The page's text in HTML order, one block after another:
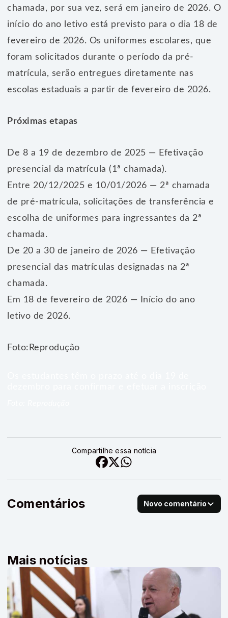
chamada, por sua vez, será em janeiro de 2026. O
início do ano letivo está previsto para o dia 18 de
fevereiro de 2026. Os uniformes escolares, que
foram solicitados durante o período da pré-
matrícula, serão entregues diretamente nas
escolas estaduais a partir de fevereiro de 2026.
Próximas etapas
De 8 a 19 de dezembro de 2025 — Efetivação
presencial da matrícula (1ª chamada).
Entre 20/12/2025 e 10/01/2026 — 2ª chamada
de pré-matrícula, solicitações de transferência e
escolha de uniformes para ingressantes da 2ª
chamada.
De 20 a 30 de janeiro de 2026 — Efetivação
presencial das matrículas designadas na 2ª
chamada.
Em 18 de fevereiro de 2026 — Início do ano
letivo de 2026.
Foto:Reprodução
Compartilhe essa notícia
Comentários Novo comentário
Mais notícias